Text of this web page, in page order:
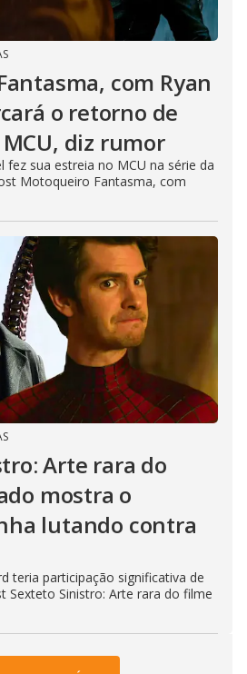
com Ryan
o retorno de
diz rumor
fez sua estreia no MCU na série da
Motoqueiro Fantasma, com
Arte rara do
mostra o
lutando contra
teria participação significativa de
Sexteto Sinistro: Arte rara do filme